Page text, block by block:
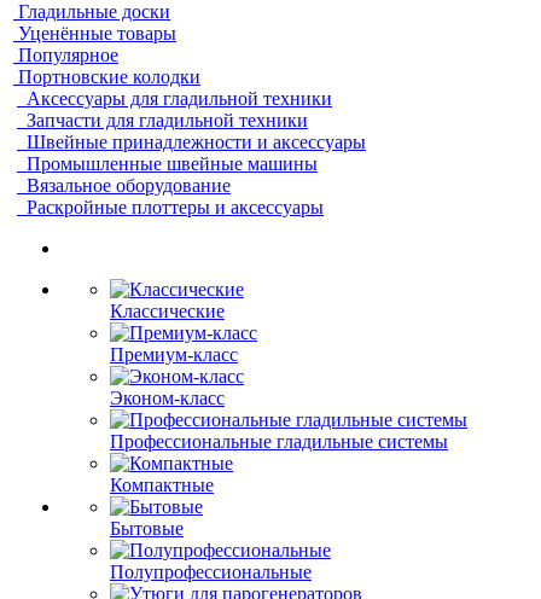
Гладильные доски
Уценённые товары
Популярное
Портновские колодки
Аксессуары для гладильной техники
Запчасти для гладильной техники
Швейные принадлежности и аксессуары
Промышленные швейные машины
Вязальное оборудование
Раскройные плоттеры и аксессуары
Классические
Премиум-класс
Эконом-класс
Профессиональные гладильные системы
Компактные
Бытовые
Полупрофессиональные